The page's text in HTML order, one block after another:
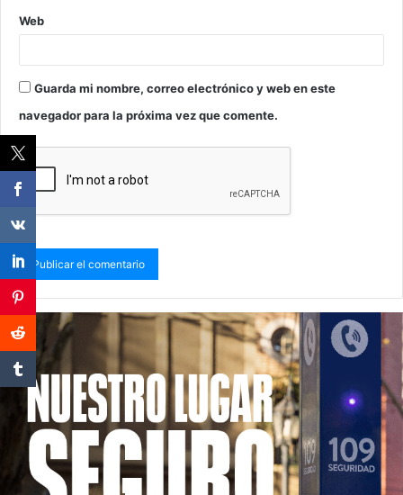
Web
Guarda mi nombre, correo electrónico y web en este
navegador para la próxima vez que comente.